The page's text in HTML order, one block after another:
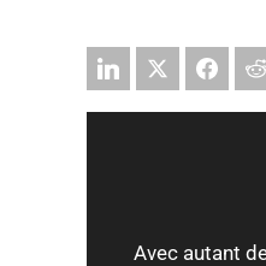
Avec autant